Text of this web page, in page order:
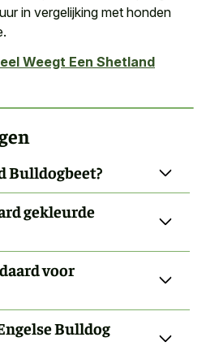
in vergelijking met honden
Weegt Een Shetland
Bulldogbeet?
gekleurde
voor
Bulldog